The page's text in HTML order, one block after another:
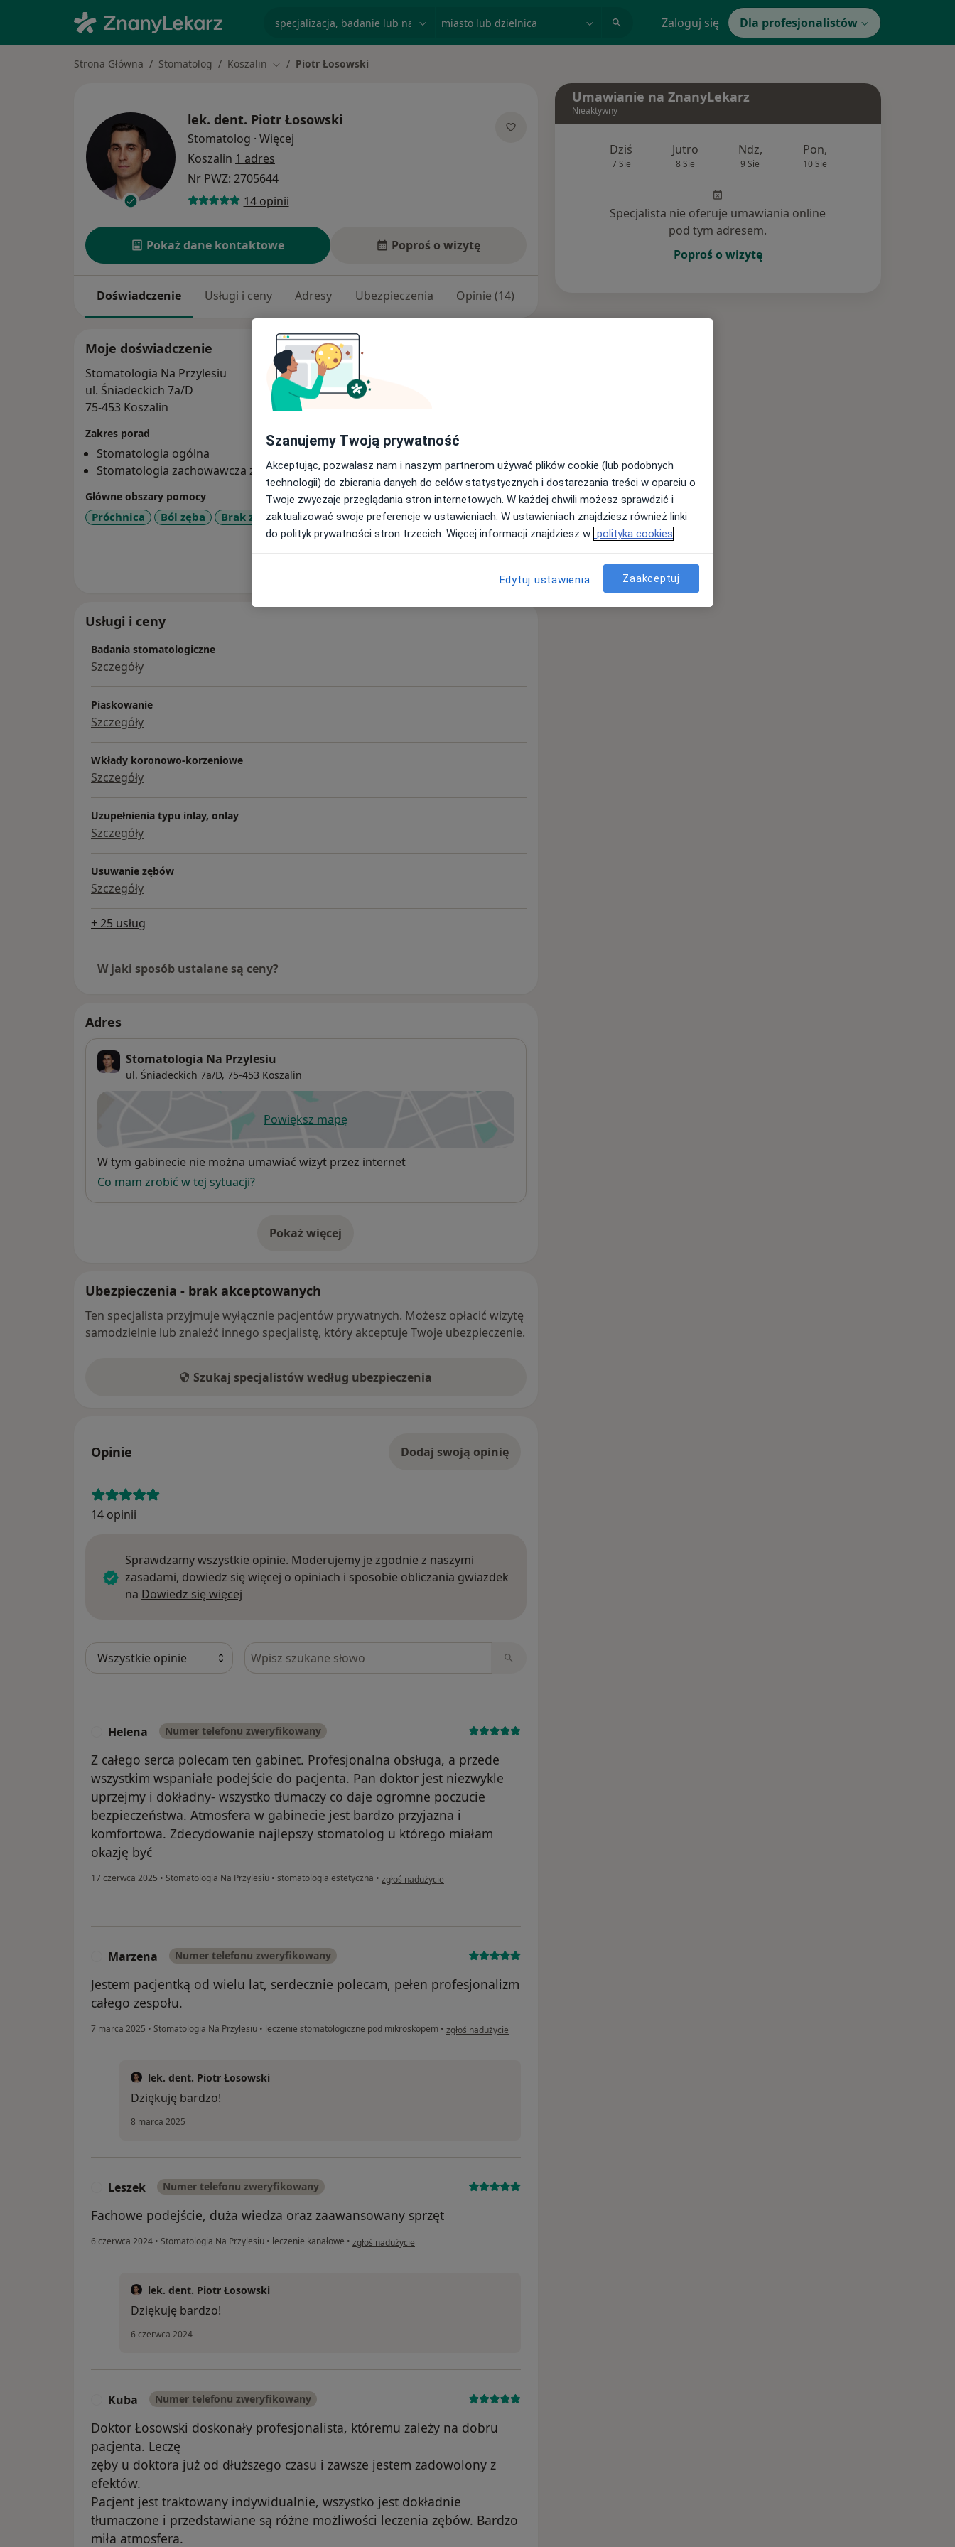
Zaloguj się Dla profesjonalistów
Strona Główna Stomatolog Koszalin Zmień miasto
Piotr Łosowski
lek. dent. Piotr Łosowski
Stomatolog · Więcej
Koszalin 1 adres
Nr PWZ: 2705644
14 opinii
Pokaż dane kontaktowe Poproś o wizytę
Doświadczenie Usługi i ceny Adresy Ubezpieczenia Opinie (14)
Moje doświadczenie
Stomatologia Na Przylesiu
ul. Śniadeckich 7a/D
75-453 Koszalin
Zakres porad
Stomatologia ogólna
Stomatologia zachowawcza z endodoncją
Główne obszary pomocy
Próchnica Ból zęba Brak zębów Braki zębowe Choroby przyzębia +14a11y_sr_more_diseases
Usługi i ceny
Badania stomatologiczne
Szczegóły
Piaskowanie
Szczegóły
Wkłady koronowo-korzeniowe
Szczegóły
Uzupełnienia typu inlay, onlay
Szczegóły
Usuwanie zębów
Szczegóły
+ 25 usług
W jaki sposób ustalane są ceny?
Adres
Stomatologia Na Przylesiu
ul. Śniadeckich 7a/D, 75-453 Koszalin
Powiększ mapęotwiera się w nowej karcie
Dostępność
W tym gabinecie nie można umawiać wizyt przez internet
Co mam zrobić w tej sytuacji?
Pokaż więcej
o adresie
Ubezpieczenia - brak akceptowanych
Ten specjalista przyjmuje wyłącznie pacjentów prywatnych. Możesz opłacić wizytę
samodzielnie lub znaleźć innego specjalistę, który akceptuje Twoje ubezpieczenie.
Szukaj specjalistów według ubezpieczenia
Opinie Dodaj swoją opinię
14 opinii
Sprawdzamy wszystkie opinie. Moderujemy je zgodnie z naszymi
zasadami, dowiedz się więcej o opiniach i sposobie obliczania gwiazdek
na Dowiedz się więcej
Szukaj w opiniach
Helena Numer telefonu zweryfikowany
Z całego serca polecam ten gabinet. Profesjonalna obsługa, a przede
wszystkim wspaniałe podejście do pacjenta. Pan doktor jest niezwykle
uprzejmy i dokładny- wszystko tłumaczy co daje ogromne poczucie
bezpieczeństwa. Atmosfera w gabinecie jest bardzo przyjazna i
komfortowa. Zdecydowanie najlepszy stomatolog u którego miałam
okazję być
17 czerwca 2025 • Stomatologia Na Przylesiu • stomatologia estetyczna • w opinii użytkownika Helena
zgłoś nadużycie
Marzena Numer telefonu zweryfikowany
Jestem pacjentką od wielu lat, serdecznie polecam, pełen profesjonalizm
całego zespołu.
7 marca 2025 • Stomatologia Na Przylesiu • leczenie stomatologiczne pod mikroskopem • w opinii użytkownika Marzena
zgłoś nadużycie
lek. dent. Piotr Łosowski
Dziękuję bardzo!
8 marca 2025
Leszek Numer telefonu zweryfikowany
Fachowe podejście, duża wiedza oraz zaawansowany sprzęt
6 czerwca 2024 • Stomatologia Na Przylesiu • leczenie kanałowe • w opinii użytkownika Leszek
zgłoś nadużycie
lek. dent. Piotr Łosowski
Dziękuję bardzo!
6 czerwca 2024
Kuba Numer telefonu zweryfikowany
Doktor Łosowski doskonały profesjonalista, któremu zależy na dobru
pacjenta. Leczę
zęby u doktora już od dłuższego czasu i zawsze jestem zadowolony z
efektów.
Pacjent jest traktowany indywidualnie, wszystko jest dokładnie
tłumaczone i przedstawiane są różne możliwości leczenia zębów. Bardzo
miła atmosfera.
Umawianie na ZnanyLekarz
Nieaktywny
Dziś
7 Sie
Jutro
8 Sie
Ndz,
9 Sie
Pon,
10 Sie
Specjalista nie oferuje umawiania online
pod tym adresem.
Poproś o wizytę
Szanujemy Twoją prywatność
Akceptując, pozwalasz nam i naszym partnerom używać plików cookie (lub podobnych
technologii) do zbierania danych do celów statystycznych i dostarczania treści w oparciu o
Twoje zwyczaje przeglądania stron internetowych. W każdej chwili możesz sprawdzić i
zaktualizować swoje preferencje w ustawieniach. W ustawieniach znajdziesz również linki
do polityk prywatności stron trzecich. Więcej informacji znajdziesz w polityka cookies
Edytuj ustawienia Zaakceptuj